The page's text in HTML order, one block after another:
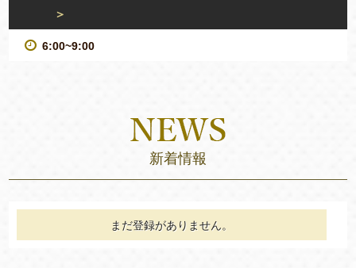
＞
6:00~9:00
新着情報
まだ登録がありません。